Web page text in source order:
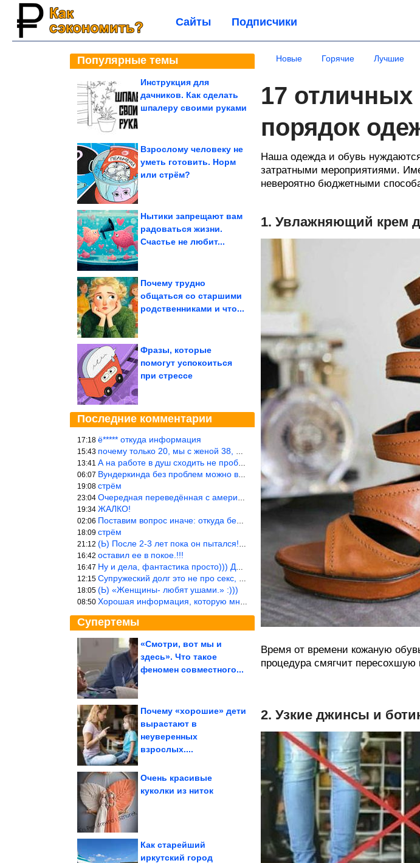
Сайты Подписчики
Популярные темы
Инструкция для
дачников. Как сделать
шпалеру своими руками
Взрослому человеку не
уметь готовить. Норм
или стрём?
Нытики запрещают вам
радоваться жизни.
Счастье не любит...
Почему трудно
общаться со старшими
родственниками и что...
Фразы, которые
помогут успокоиться
при стрессе
Последние комментарии
17:18 ё***** откуда информация
15:43 почему только 20, мы с женой 38, называется ртутной свадьбой, гр
13:41 А на работе в душ сходить не пробовали?
06:07 Вундеркинда без проблем можно вырастить всего-то с максимально р
19:08 стрём
23:04 Очередная переведённая с американского статья. Не работает эта ф
19:34 ЖАЛКО!
02:06 Поставим вопрос иначе: откуда берётся столь зловредный феминизм?
18:09 стрём
21:12 (Ь) После 2-3 лет пока он пытался! :))) Учитывая, что кошки 10-1
16:42 оставил ее в покое.!!!
16:47 Ну и дела, фантастика просто))) Даже и добавить то нечего…
12:15 Супружеский долг это не про секс, это про Жизнь на Земле. Супруж
18:05 (Ь) «Женщины- любят ушами.» :)))
08:50 Хорошая информация, которую многим стоило бы взять на вооружение
Супертемы
«Смотри, вот мы и
здесь». Что такое
феномен совместного...
Как азиатская эстетика
европейские гардеробы
Почему «хорошие» дети
вырастают в
неуверенных
взрослых....
Очень красивые
куколки из ниток
Как старейший
иркутский город
Новые Горячие Лучшие
17 отличных
порядок
Наша одежда и обувь
затратными мероприятиями.
невероятно бюджетными
1. Увлажняющий крем
Время от времени кожаную
процедура смягчит пересохшую
2. Узкие джинсы и